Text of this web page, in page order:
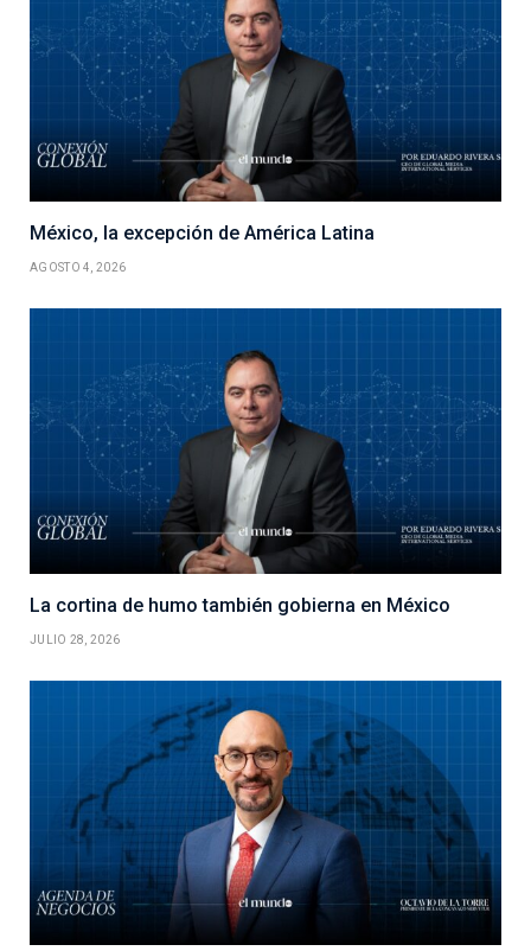
México, la excepción de América Latina
AGOSTO 4, 2026
La cortina de humo también gobierna en México
JULIO 28, 2026